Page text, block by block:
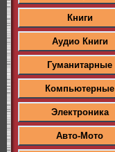
Книги
Аудио Книги
Гуманитарные
Компьютерные
Электроника
Авто-Мото